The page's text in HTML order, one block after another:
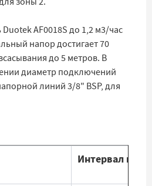
AF0018S до 1,2 м3/час
напор достигает 70
до 5 метров. В
диаметр подключений
линий 3/8" BSP, для
Интервал